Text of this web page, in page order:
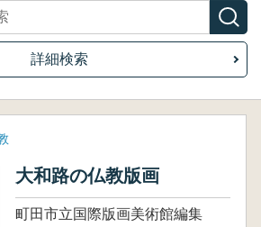
詳細検索
大和路の仏教版画
町田市立国際版画美術館編集